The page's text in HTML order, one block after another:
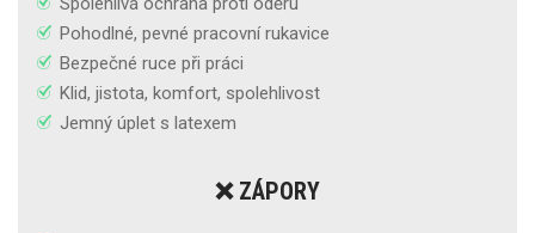
Pohodlné, pevné pracovní rukavice
Bezpečné ruce při práci
Klid, jistota, komfort, spolehlivost
Jemný úplet s latexem
❌ ZÁPORY